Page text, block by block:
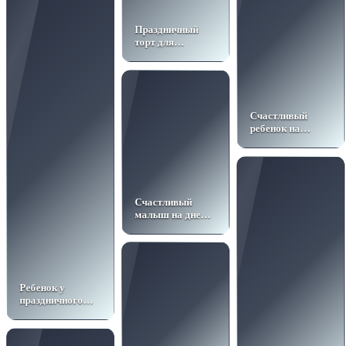
Праздничный
торт для
Счастливый
ребенок на
Ребенок у
праздничного
Счастливый
малыш на дне